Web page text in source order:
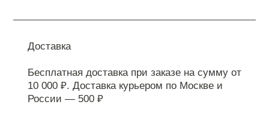
Доставка
Бесплатная доставка при заказе на сумму от
10 000 ₽. Доставка курьером по Москве и
России — 500 ₽